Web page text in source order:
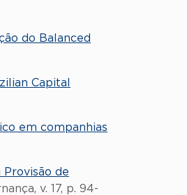
do Balanced
Capital
em companhias
Provisão de
v. 17, p. 94-